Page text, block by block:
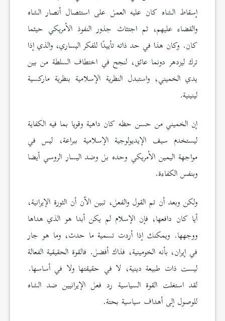
إسقاط الشاه كان عليه العمل على استئصال أنصار الشاه
والقضاء عليهم، ثم اجتثاث جذور النفوذ الأمريكي حيثما
كان. وكان هذا في حد ذاته تأييدًا للفكر اليساري، والذي إذا
ترك ليزدهر دونما عائق، لنجح في اختطاف السلطة من بين
يدي الخميني، واستبدل النظرية الإسلامية بنظرية ماركسية
لينينية.
إن الخميني من حسن حظه كان داهية وقويا بما فيه الكفاية
ليستخدم سيف الإيديولوجية الإسلامية ببراعة، ليس في
مواجهة اليمين الأمريكي وحده بل وضد اليسار الروسي أيضا
وبنفس الكفاءة.
ولكن وبعد أن تم القول والفعل، تبين الآن أن الثورة الإيرانية،
أيا كان دافعها، فإن الإسلام لم يكن أبدا هو الذي هداها
ووجهها. ويمكنك إذا أردت تسمية ما حدث، وما هو جار
في إيران، بأنه الخومينية، فذاك أفضل. فالقوة الحقيقية الفعالة
ليست ذات طبيعة دينية، لا في حقيقتها ولا في أساسها.
لقد استغلت القوة السياسية رد فعل الإيرانيين ضد الشاه
للوصول إلى أهداف سياسية بحتة.